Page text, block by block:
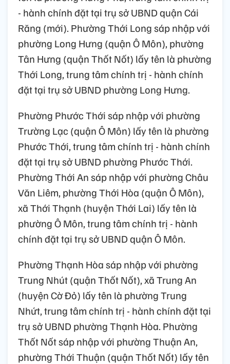
- hành chính đặt tại trụ sở UBND quận Cái
Răng (mới). Phường Thới Long sáp nhập với
phường Long Hưng (quận Ô Môn), phường
Tân Hưng (quận Thốt Nốt) lấy tên là phường
Thới Long, trung tâm chính trị - hành chính
đặt tại trụ sở UBND phường Long Hưng.
Phường Phước Thới sáp nhập với phường
Trường Lạc (quận Ô Môn) lấy tên là phường
Phước Thới, trung tâm chính trị - hành chính
đặt tại trụ sở UBND phường Phước Thới.
Phường Thới An sáp nhập với phường Châu
Văn Liêm, phường Thới Hòa (quận Ô Môn),
xã Thới Thạnh (huyện Thới Lai) lấy tên là
phường Ô Môn, trung tâm chính trị - hành
chính đặt tại trụ sở UBND quận Ô Môn.
Phường Thạnh Hòa sáp nhập với phường
Trung Nhút (quận Thốt Nốt), xã Trung An
(huyện Cờ Đỏ) lấy tên là phường Trung
Nhứt, trung tâm chính trị - hành chính đặt tại
trụ sở UBND phường Thạnh Hòa. Phường
Thốt Nốt sáp nhập với phường Thuận An,
phường Thới Thuận (quận Thốt Nốt) lấy tên